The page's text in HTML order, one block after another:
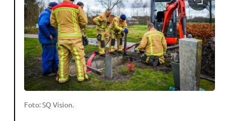
Foto: SQ Vision.